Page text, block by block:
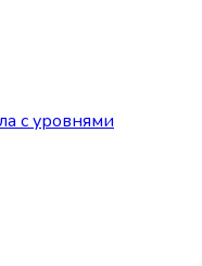
с уровнями